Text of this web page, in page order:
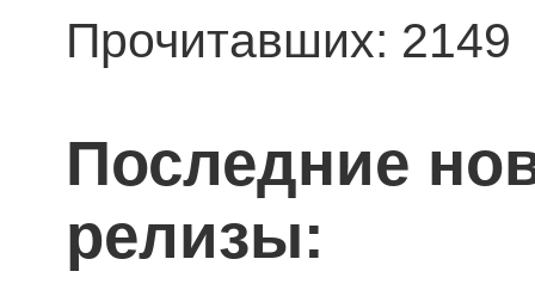
Прочитавших: 2149
Последние
релизы: